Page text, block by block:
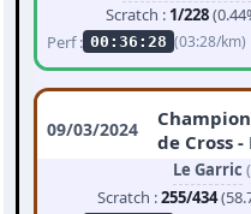
Scratch : 1/228
Perf : 00:36:28 (03:28/km)
09/03/2024
de Cross
Le Garric
Scratch :255/434